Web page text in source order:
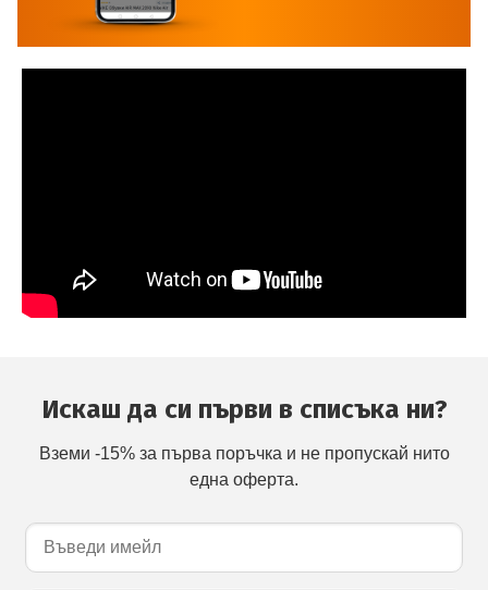
Искаш да си първи в списъка ни?
Вземи -15% за първа поръчка и не пропускай нито
една оферта.